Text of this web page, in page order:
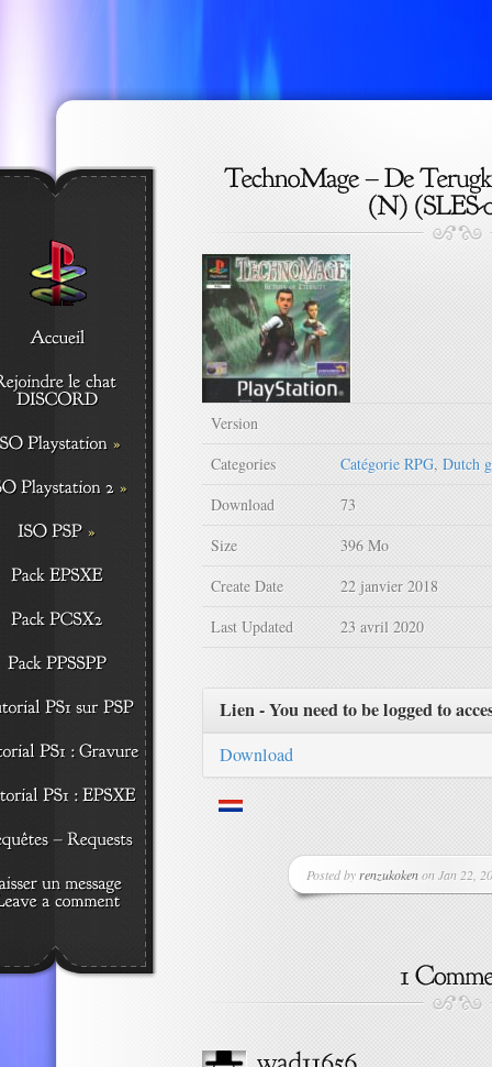
Version
Categories
Catégorie RPG, Dutch
Download
73
Size
396 Mo
Create Date
22 janvier 2018
Last Updated
23 avril 2020
Lien - You need to be logged to
Download
Posted by renzukokenon Jan 22,